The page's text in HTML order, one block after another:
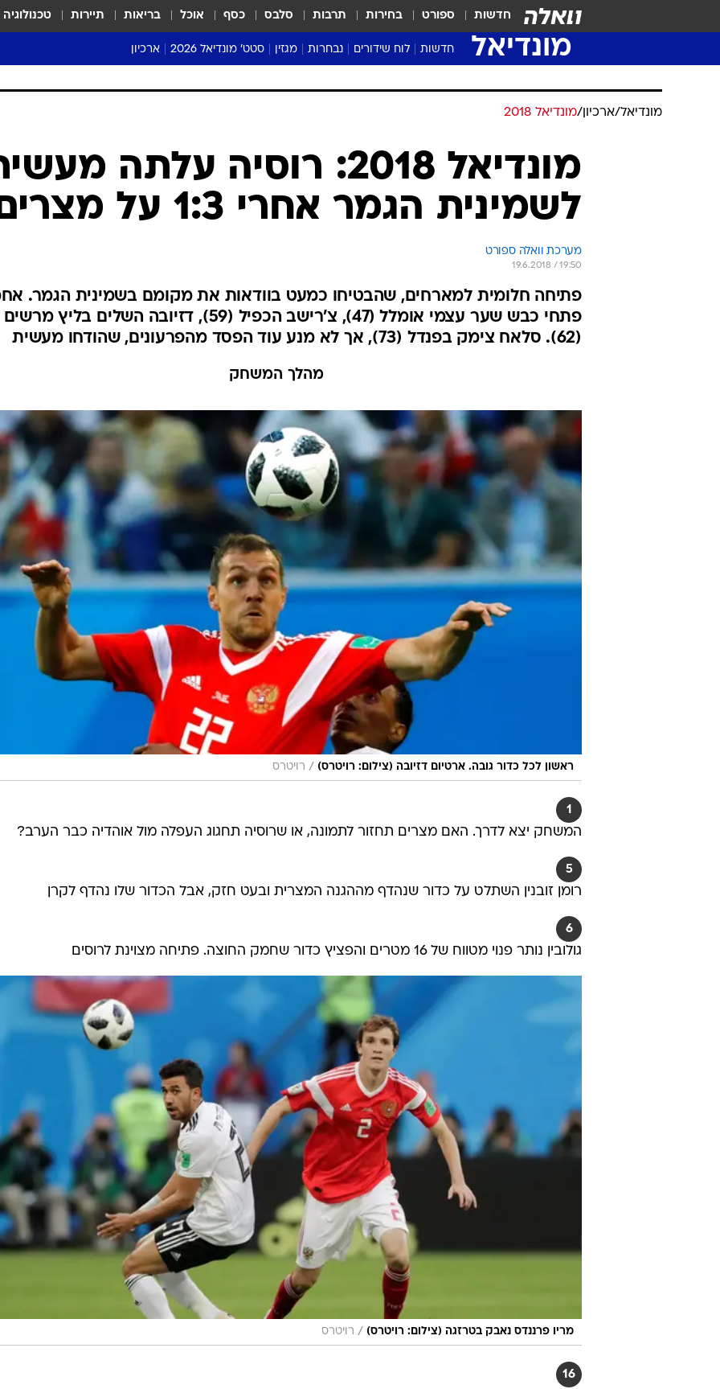
חדשות ספורט בחירות תרבות סלבס כסף אוכל בריאות תיירות טכנולוגיה
מונדיאל חדשות לוח שידורים נבחרות מגזין סטט' מונדיאל 2026 ארכיון
מונדיאל/ארכיון /מונדיאל 2018
מונדיאל 2018: רוסיה עלתה
לשמינית הגמר אחרי 1:3 על מצרים
מערכת וואלה ספורט
19.6.2018 / 19:50
פתיחה חלומית למארחים, שהבטיחו כמעט בוודאות את מקומם בשמינית הגמר.
פתחי כבש שער עצמי אומלל (47), צ'רישב הכפיל (59), דזיובה השלים בליץ מרשים
(62). סלאח צימק בפנדל (73), אך לא מנע עוד הפסד מהפרעונים, שהודחו מעשית
מהלך המשחק
ראשון לכל כדור גובה. ארטיום דזיובה (צילום: רויטרס) / רויטרס
1
המשחק יצא לדרך. האם מצרים תחזור לתמונה, או שרוסיה תחגוג העפלה מול אוהדיה כבר הערב?
5
רומן זובנין השתלט על כדור שנהדף מההגנה המצרית ובעט חזק, אבל הכדור שלו נהדף לקרן
6
גולובין נותר פנוי מטווח של 16 מטרים והפציץ כדור שחמק החוצה. פתיחה מצוינת לרוסים
מריו פרננדס נאבק בטרזגה (צילום: רויטרס) / רויטרס
16